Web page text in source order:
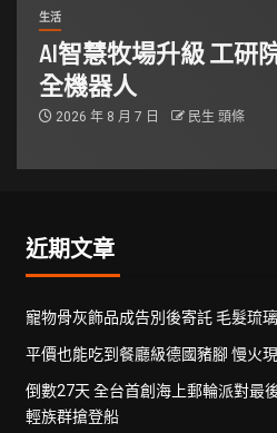
生活
AI智慧牧場升級 工研
全機器人
2026 年 8 月 7 日 民生 頭條
近期文章
寵物骨灰飾品成告別後寄託 毛髮琉
平價也能吃到餐廳級德國豬腳 慢火
倒數27天 全台首創海上郵輪派對最
輕族群搶登船